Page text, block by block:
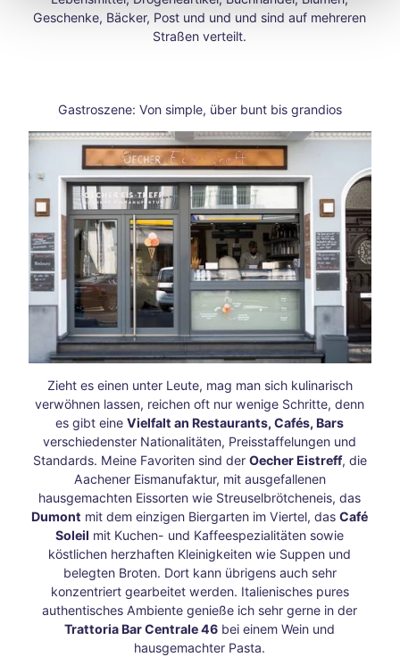
in
Aach
en
ahrs
vors
ätze
Raus
ch
des
Weih
nach
tsma
rktes
Herb
e
Das
Fran
kenb
erge
r
Viert
el
Som
merli
che
Oase
n
Festi
vals,
Ope
n-
Geschenke, Bäcker, Post und und und sind auf mehreren
Straßen verteilt.
Gastroszene: Von simple, über bunt bis grandios
Außenansicht eines Eisladens mit Glasfront und einer Theke.
Zieht es einen unter Leute, mag man sich kulinarisch
verwöhnen lassen, reichen oft nur wenige Schritte, denn
es gibt eineVielfalt an Restaurants, Cafés, Bars
verschiedenster Nationalitäten, Preisstaffelungen und
Standards. Meine Favoriten sind der Oecher Eistreff, die
Aachener Eismanufaktur, mit ausgefallenen
hausgemachten Eissorten wie Streuselbrötcheneis, das
Dumont mit dem einzigen Biergarten im Viertel, dasCafé
Soleil mit Kuchen- und Kaffeespezialitäten sowie
köstlichen herzhaften Kleinigkeiten wie Suppen und
belegten Broten. Dort kann übrigens auch sehr
konzentriert gearbeitet werden. Italienisches pures
authentisches Ambiente genieße ich sehr gerne in der
Trattoria Bar Centrale 46 bei einem Wein und
hausgemachter Pasta.